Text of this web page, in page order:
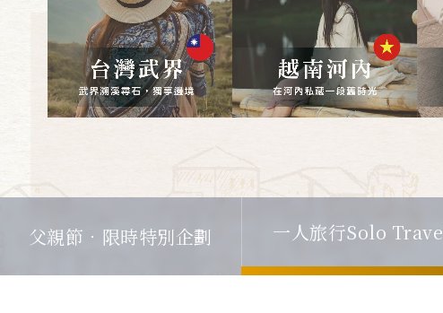
父親節．限時特別企劃 一人旅行Solo